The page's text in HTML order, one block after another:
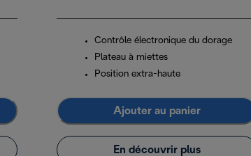
Contrôle électronique du dorage
Plateau à miettes
Position extra-haute
Ajouter au panier
En découvrir plus